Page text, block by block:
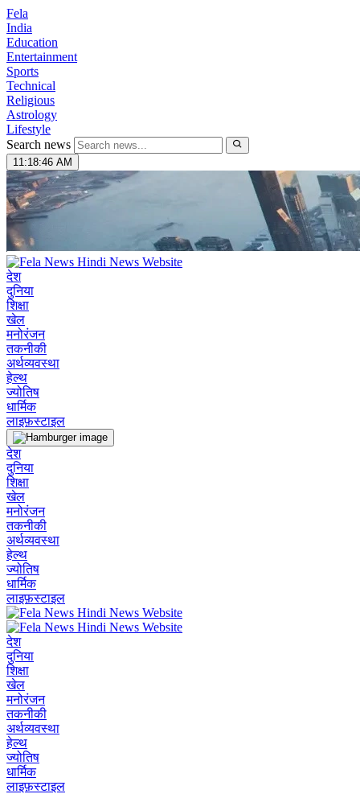
Fela
India
Education
Entertainment
Sports
Technical
Religious
Astrology
Lifestyle
Search news
11:18:47 AM
देश
दुनिया
शिक्षा
खेल
मनोरंजन
तकनीकी
अर्थव्यवस्था
हेल्थ
ज्योतिष
धार्मिक
लाइफ़स्टाइल
देश
दुनिया
शिक्षा
खेल
मनोरंजन
तकनीकी
अर्थव्यवस्था
हेल्थ
ज्योतिष
धार्मिक
लाइफ़स्टाइल
देश
दुनिया
शिक्षा
खेल
मनोरंजन
तकनीकी
अर्थव्यवस्था
हेल्थ
ज्योतिष
धार्मिक
लाइफ़स्टाइल